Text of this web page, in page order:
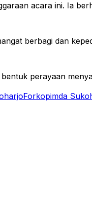
acara ini. Ia
berbagi dan
perayaan
Forkopimda